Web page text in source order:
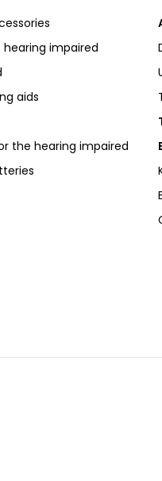
impaired
aids
the hearing impaired